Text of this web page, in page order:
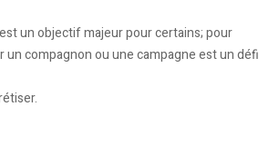
un objectif majeur pour certains; pour
un compagnon ou une campagne est un défi